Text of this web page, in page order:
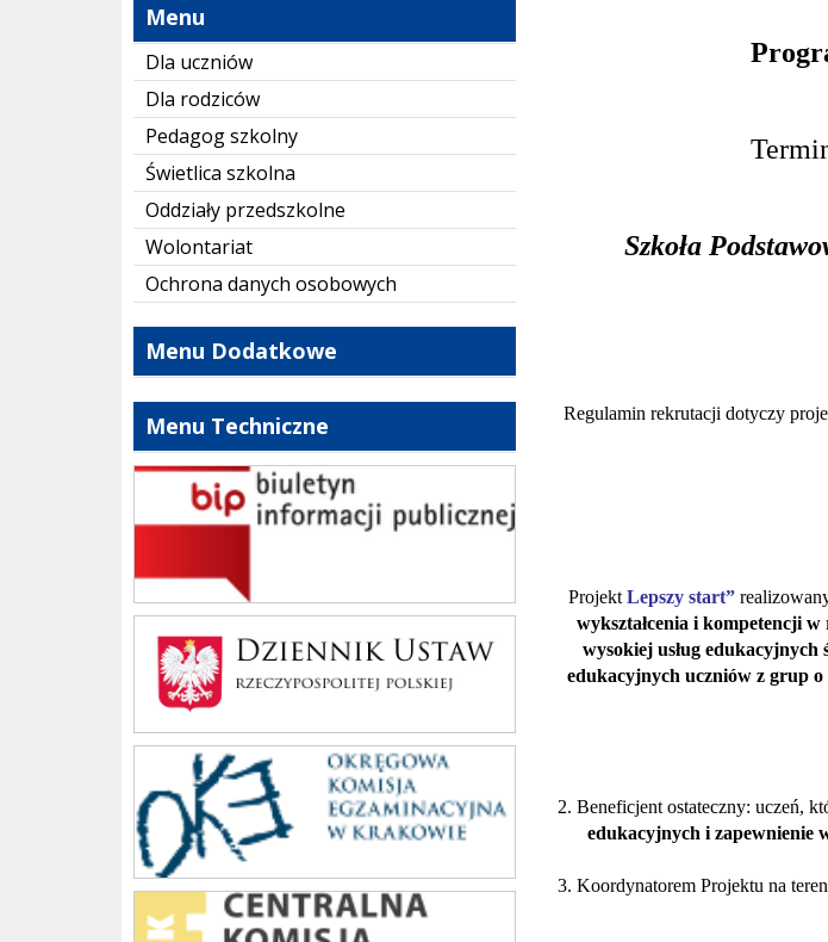
Menu
Dla uczniów
Dla rodziców
Pedagog szkolny
Świetlica szkolna
Oddziały przedszkolne
Wolontariat
Ochrona danych osobowych
Menu Dodatkowe
Menu Techniczne
bip szkoły
Dziennik Polski
oke_krakow
cke
Szkoła
Regulamin rekrutacji dotyczy
Projekt Lepszy start”
wykształcenia i kompetencji w
wysokiej usług edukacyjnych
edukacyjnych uczniów z grup
2. Beneficjent ostateczny: uczeń,
edukacyjnych i zapewnienie
3. Koordynatorem Projektu na